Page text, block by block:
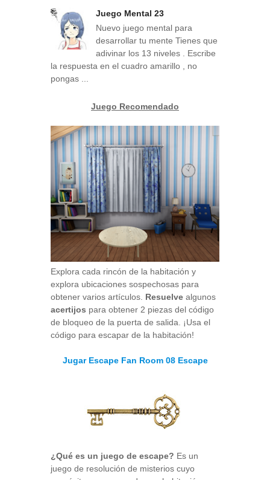
Juego Mental 23
Nuevo juego mental para
desarrollar tu mente Tienes que
adivinar los 13 niveles . Escribe
la respuesta en el cuadro amarillo , no
pongas ...
Juego Recomendado
Explora cada rincón de la habitación y
explora ubicaciones sospechosas para
obtener varios artículos. Resuelve algunos
acertijos para obtener 2 piezas del código
de bloqueo de la puerta de salida. ¡Usa el
código para escapar de la habitación!
Jugar Escape Fan Room 08 Escape
¿Qué es un juego de escape? Es un
juego de resolución de misterios cuyo